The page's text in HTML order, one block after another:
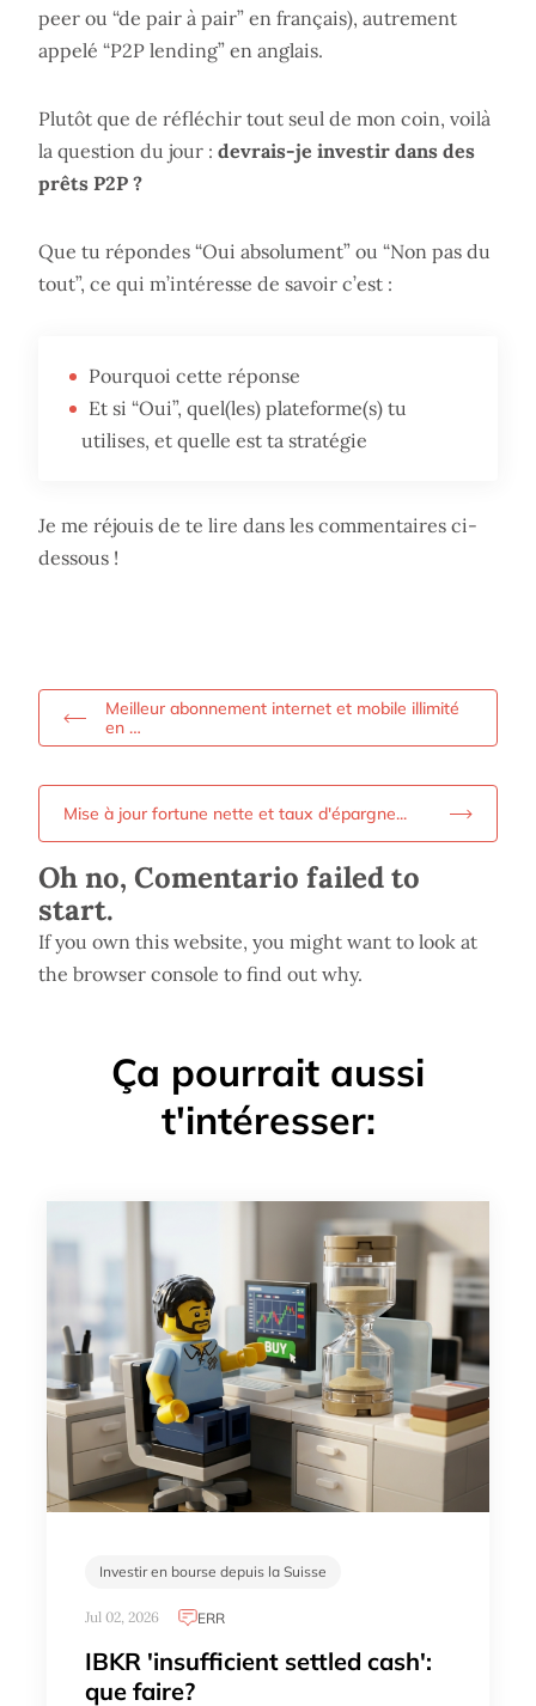
peer ou “de pair à pair” en français), autrement
appelé “P2P lending” en anglais.
Plutôt que de réfléchir tout seul de mon coin, voilà
la question du jour : devrais-je investir dans des
prêts P2P ?
Que tu répondes “Oui absolument” ou “Non pas du
tout”, ce qui m’intéresse de savoir c’est :
Pourquoi cette réponse
Et si “Oui”, quel(les) plateforme(s) tu
utilises, et quelle est ta stratégie
Je me réjouis de te lire dans les commentaires ci-
dessous !
Meilleur abonnement internet et mobile illimité
en …
Mise à jour fortune nette et taux d'épargne...
Oh no, Comentario failed to
start.
If you own this website, you might want to look at
the browser console to find out why.
Ça pourrait aussi
t'intéresser:
Investir en bourse depuis la Suisse
Jul 02, 2026 ERR
IBKR 'insufficient settled cash':
que faire?